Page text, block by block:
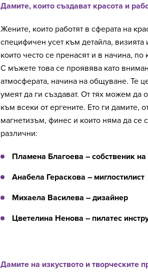
Дамите, които създават красота и
Жените, които работят в сферата на
специфичен усет към детайла, визията
които често се пренасят и в начина,
С мъжете това се проявява като
атмосферата, начина на общуване. Те
умеят да ги създават. От тях можем да
към всеки от ергените. Ето ги дамите,
магнетизъм, финес и които няма да се
различни:
Пламена Благоева – собственик на
Анабела Гераскова – миглостилист
Михаела Василева – дизайнер
Цветелина Ненова – пилатес
Дамите на изкуството и творческите